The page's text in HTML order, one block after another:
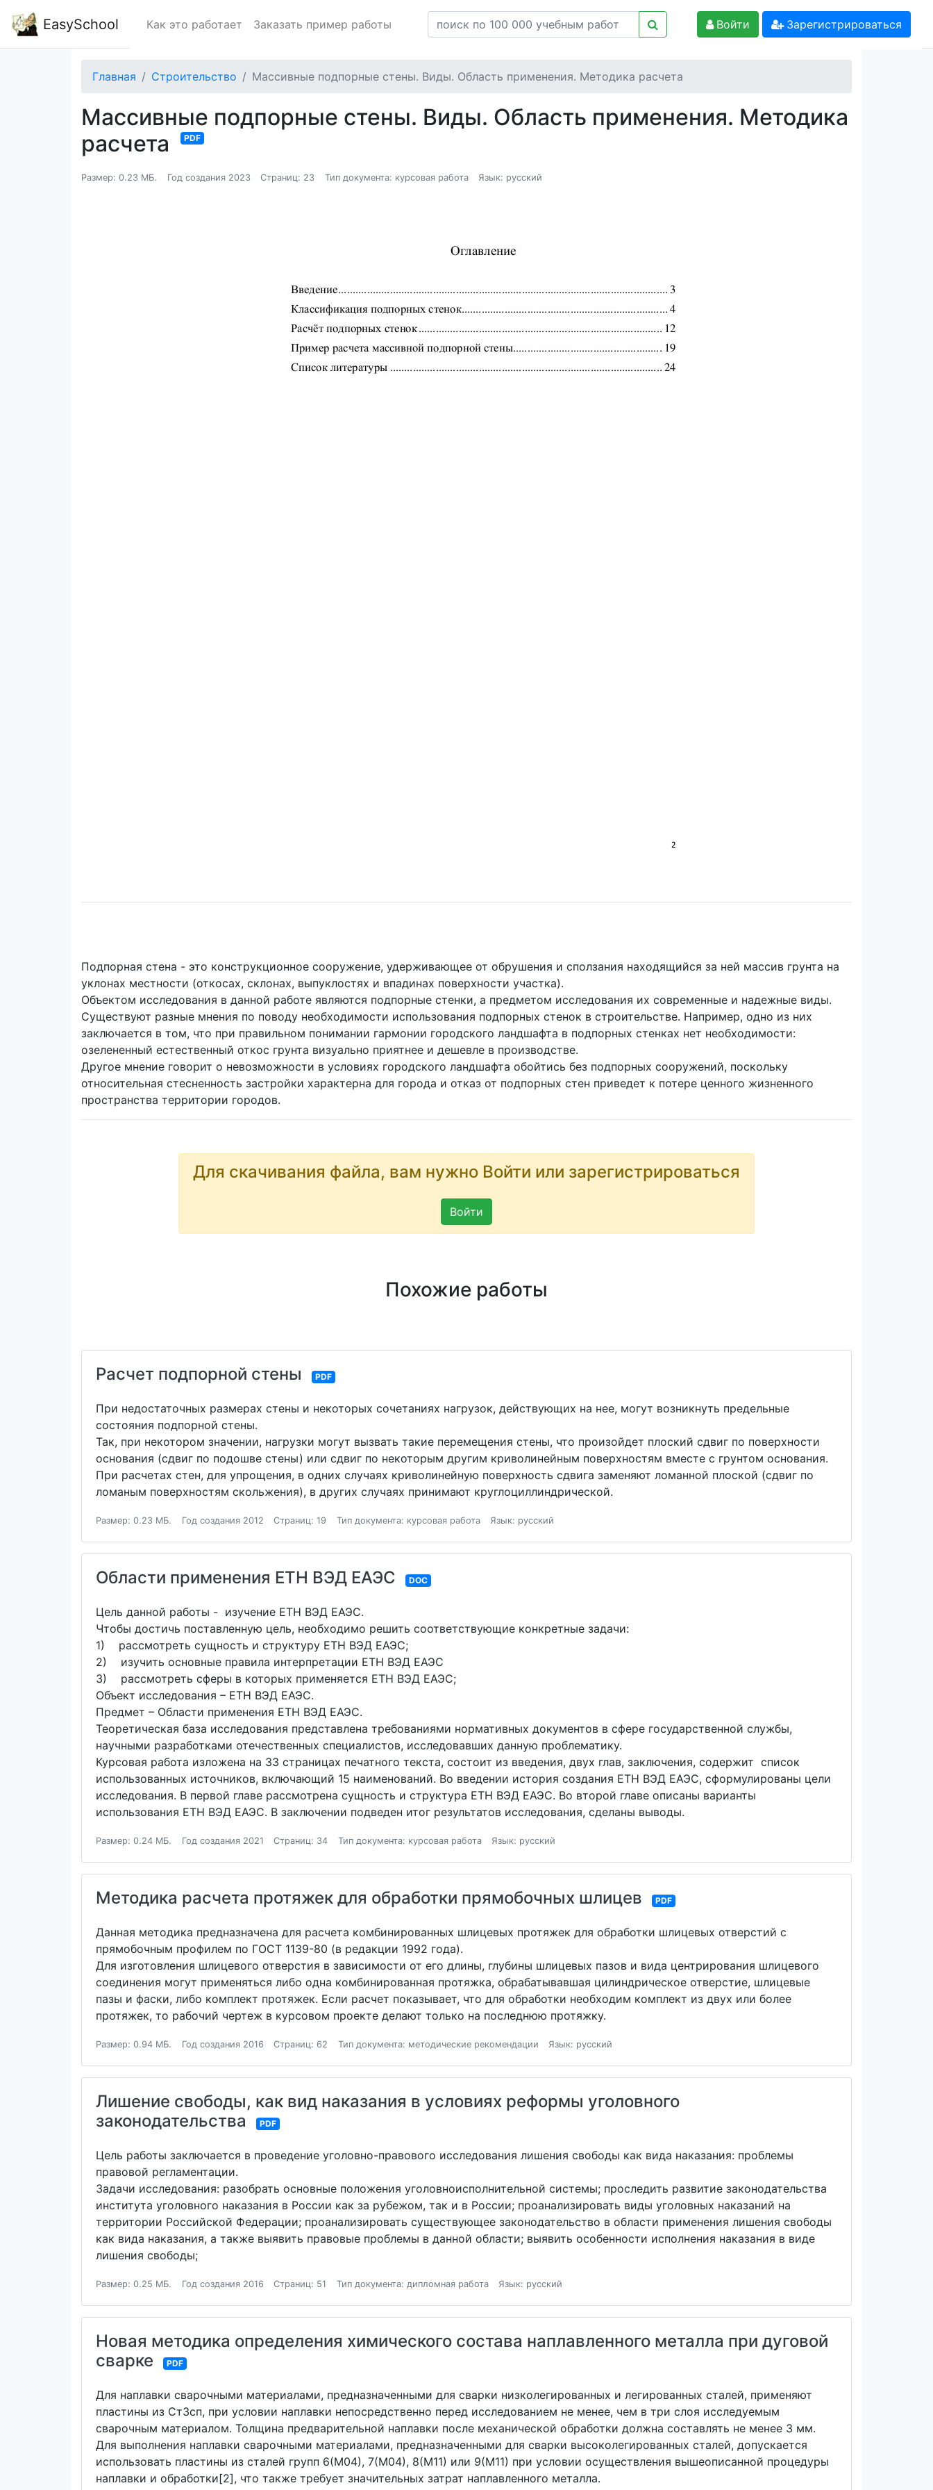
EasySchool Как это работает Заказать пример работы Войти Зарегистрироваться
Главная Строительство Массивные подпорные стены. Виды. Область применения. Методика расчета
Массивные подпорные стены. Виды. Область применения. Методика
расчета
PDF
Размер: 0.23 МБ. Год создания 2023 Страниц: 23 Тип документа: курсовая работа Язык: русский
Подпорная стена - это конструкционное сооружение, удерживающее от обрушения и сползания находящийся за ней массив грунта на
уклонах местности (откосах, склонах, выпуклостях и впадинах поверхности участка).
Объектом исследования в данной работе являются подпорные стенки, а предметом исследования их современные и надежные виды.
Существуют разные мнения по поводу необходимости использования подпорных стенок в строительстве. Например, одно из них
заключается в том, что при правильном понимании гармонии городского ландшафта в подпорных стенках нет необходимости:
озелененный естественный откос грунта визуально приятнее и дешевле в производстве.
Другое мнение говорит о невозможности в условиях городского ландшафта обойтись без подпорных сооружений, поскольку
относительная стесненность застройки характерна для города и отказ от подпорных стен приведет к потере ценного жизненного
пространства территории городов.
Для скачивания файла, вам нужно Войти или зарегистрироваться
Войти
Похожие работы
Расчет подпорной стены PDF
При недостаточных размерах стены и некоторых сочетаниях нагрузок, действующих на нее, могут возникнуть предельные
состояния подпорной стены.
Так, при некотором значении, нагрузки могут вызвать такие перемещения стены, что произойдет плоский сдвиг по поверхности
основания (сдвиг по подошве стены) или сдвиг по некоторым другим криволинейным поверхностям вместе с грунтом основания.
При расчетах стен, для упрощения, в одних случаях криволинейную поверхность сдвига заменяют ломанной плоской (сдвиг по
ломаным поверхностям скольжения), в других случаях принимают круглоциллиндрической.
Размер: 0.23 МБ. Год создания 2012 Страниц: 19 Тип документа: курсовая работа Язык: русский
Области применения ЕТН ВЭД ЕАЭС DOC
Цель данной работы - изучение ЕТН ВЭД ЕАЭС.
Чтобы достичь поставленную цель, необходимо решить соответствующие конкретные задачи:
1) рассмотреть сущность и структуру ЕТН ВЭД ЕАЭС;
2) изучить основные правила интерпретации ЕТН ВЭД ЕАЭС
3) рассмотреть сферы в которых применяется ЕТН ВЭД ЕАЭС;
Объект исследования – ЕТН ВЭД ЕАЭС.
Предмет – Области применения ЕТН ВЭД ЕАЭС.
Теоретическая база исследования представлена требованиями нормативных документов в сфере государственной службы,
научными разработками отечественных специалистов, исследовавших данную проблематику.
Курсовая работа изложена на 33 страницах печатного текста, состоит из введения, двух глав, заключения, содержит список
использованных источников, включающий 15 наименований. Во введении история создания ЕТН ВЭД ЕАЭС, сформулированы цели
исследования. В первой главе рассмотрена сущность и структура ЕТН ВЭД ЕАЭС. Во второй главе описаны варианты
использования ЕТН ВЭД ЕАЭС. В заключении подведен итог результатов исследования, сделаны выводы.
Размер: 0.24 МБ. Год создания 2021 Страниц: 34 Тип документа: курсовая работа Язык: русский
Методика расчета протяжек для обработки прямобочных шлицев PDF
Данная методика предназначена для расчета комбинированных шлицевых протяжек для обработки шлицевых отверстий с
прямобочным профилем по ГОСТ 1139-80 (в редакции 1992 года).
Для изготовления шлицевого отверстия в зависимости от его длины, глубины шлицевых пазов и вида центрирования шлицевого
соединения могут применяться либо одна комбинированная протяжка, обрабатывавшая цилиндрическое отверстие, шлицевые
пазы и фаски, либо комплект протяжек. Если расчет показывает, что для обработки необходим комплект из двух или более
протяжек, то рабочий чертеж в курсовом проекте делают только на последнюю протяжку.
Размер: 0.94 МБ. Год создания 2016 Страниц: 62 Тип документа: методические рекомендации Язык: русский
Лишение свободы, как вид наказания в условиях реформы уголовного
законодательства
PDF
Цель работы заключается в проведение уголовно-правового исследования лишения свободы как вида наказания: проблемы
правовой регламентации.
Задачи исследования: разобрать основные положения уголовноисполнительной системы; проследить развитие законодательства
института уголовного наказания в России как за рубежом, так и в России; проанализировать виды уголовных наказаний на
территории Российской Федерации; проанализировать существующее законодательство в области применения лишения свободы
как вида наказания, а также выявить правовые проблемы в данной области; выявить особенности исполнения наказания в виде
лишения свободы;
Размер: 0.25 МБ. Год создания 2016 Страниц: 51 Тип документа: дипломная работа Язык: русский
Новая методика определения химического состава наплавленного металла при дуговой
сварке
PDF
Для наплавки сварочными материалами, предназначенными для сварки низколегированных и легированных сталей, применяют
пластины из Ст3сп, при условии наплавки непосредственно перед исследованием не менее, чем в три слоя исследуемым
сварочным материалом. Толщина предварительной наплавки после механической обработки должна составлять не менее 3 мм.
Для выполнения наплавки сварочными материалами, предназначенными для сварки высоколегированных сталей, допускается
использовать пластины из сталей групп 6(М04), 7(М04), 8(М11) или 9(М11) при условии осуществления вышеописанной процедуры
наплавки и обработки[2], что также требует значительных затрат наплавленного металла.